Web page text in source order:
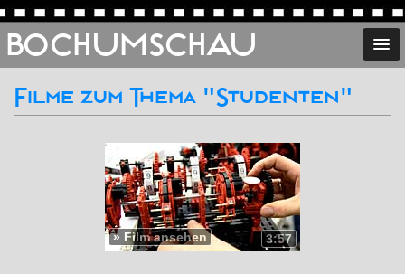
BOCHUMSCHAU
Filme zum Thema "Studenten"
3:57
» Film ansehen